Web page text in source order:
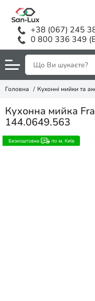
+38 (067) 245
0 800 336 349
Головна Кухонні мийки та
Кухонна мийка
144.0649.563